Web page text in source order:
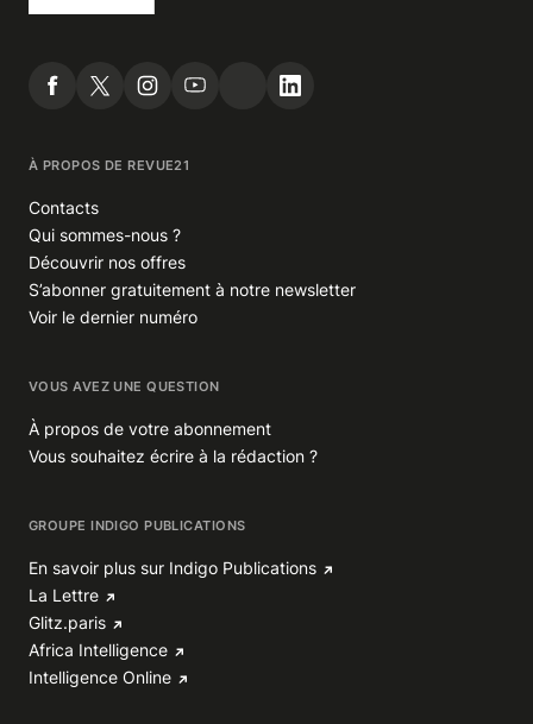
À PROPOS DE REVUE21
Contacts
Qui sommes-nous ?
Découvrir nos offres
S’abonner gratuitement à notre newsletter
Voir le dernier numéro
VOUS AVEZ UNE QUESTION
À propos de votre abonnement
Vous souhaitez écrire à la rédaction ?
GROUPE INDIGO PUBLICATIONS
En savoir plus sur Indigo Publications
La Lettre
Glitz.paris
Africa Intelligence
Intelligence Online